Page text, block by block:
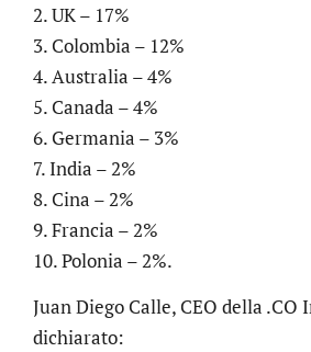
2. UK – 17%
3. Colombia – 12%
4. Australia – 4%
5. Canada – 4%
6. Germania – 3%
7. India – 2%
8. Cina – 2%
9. Francia – 2%
10. Polonia – 2%.
Juan Diego Calle, CEO della .CO
dichiarato: